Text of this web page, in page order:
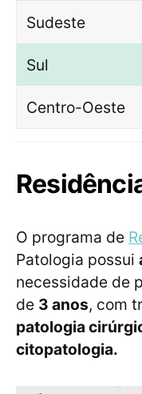
Sudeste
Sul
Centro-Oeste
O programa de
Patologia possui
necessidade de
de 3 anos, com
patologia
citopatologia.